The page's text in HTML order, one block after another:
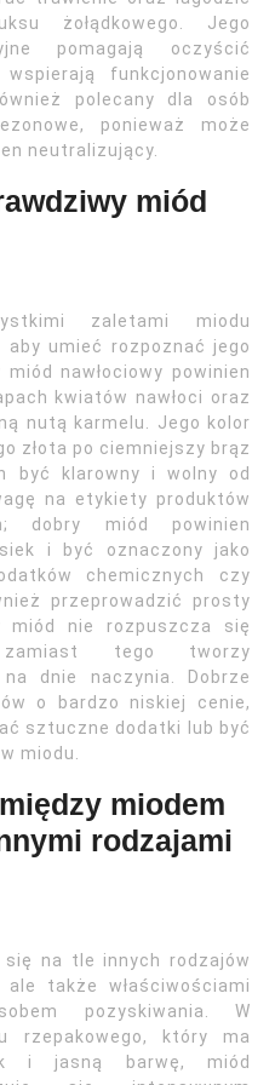
żołądkowego. Jego
pomagają oczyścić
funkcjonowanie
polecany dla osób
ponieważ może
neutralizujący.
miód
zaletami miodu
aby umieć rozpoznać jego
nawłociowy powinien
kwiatów nawłoci oraz
nutą karmelu. Jego kolor
złota po ciemniejszy brąz
być klarowny i wolny od
na etykiety produktów
dobry miód powinien
i być oznaczony jako
chemicznych czy
przeprowadzić prosty
nie rozpuszcza się
tego tworzy
dnie naczynia. Dobrze
o bardzo niskiej cenie,
sztuczne dodatki lub być
miodu.
miodem
rodzajami
się na tle innych rodzajów
także właściwościami
pozyskiwania. W
rzepakowego, który ma
i jasną barwę, miód